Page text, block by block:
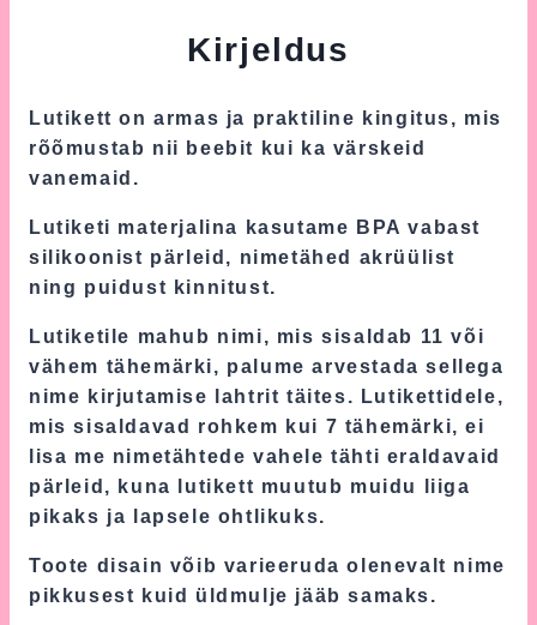
Kirjeldus
Lutikett on armas ja praktiline kingitus, mis
rõõmustab nii beebit kui ka värskeid
vanemaid.
Lutiketi materjalina kasutame BPA vabast
silikoonist pärleid, nimetähed akrüülist
ning puidust kinnitust.
Lutiketile mahub nimi, mis sisaldab 11 või
vähem tähemärki, palume arvestada sellega
nime kirjutamise lahtrit täites. Lutikettidele,
mis sisaldavad rohkem kui 7 tähemärki, ei
lisa me nimetähtede vahele tähti eraldavaid
pärleid, kuna lutikett muutub muidu liiga
pikaks ja lapsele ohtlikuks.
Toote disain võib varieeruda olenevalt nime
pikkusest kuid üldmulje jääb samaks.